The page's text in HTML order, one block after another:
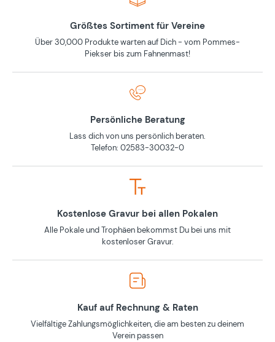
Größtes Sortiment für Vereine
Über 30,000 Produkte warten auf Dich - vom Pommes-
Piekser bis zum Fahnenmast!
Persönliche Beratung
Lass dich von uns persönlich beraten.
Telefon: 02583-30032-0
Kostenlose Gravur bei allen Pokalen
Alle Pokale und Trophäen bekommst Du bei uns mit
kostenloser Gravur.
Kauf auf Rechnung & Raten
Vielfältige Zahlungsmöglichkeiten, die am besten zu deinem
Verein passen